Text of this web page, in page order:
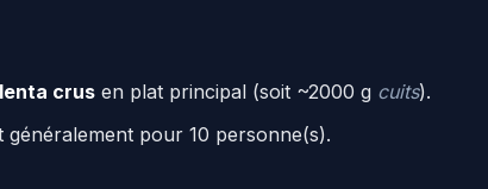
crus en plat principal (soit ~2000 g cuits).
pour 10 personne(s).